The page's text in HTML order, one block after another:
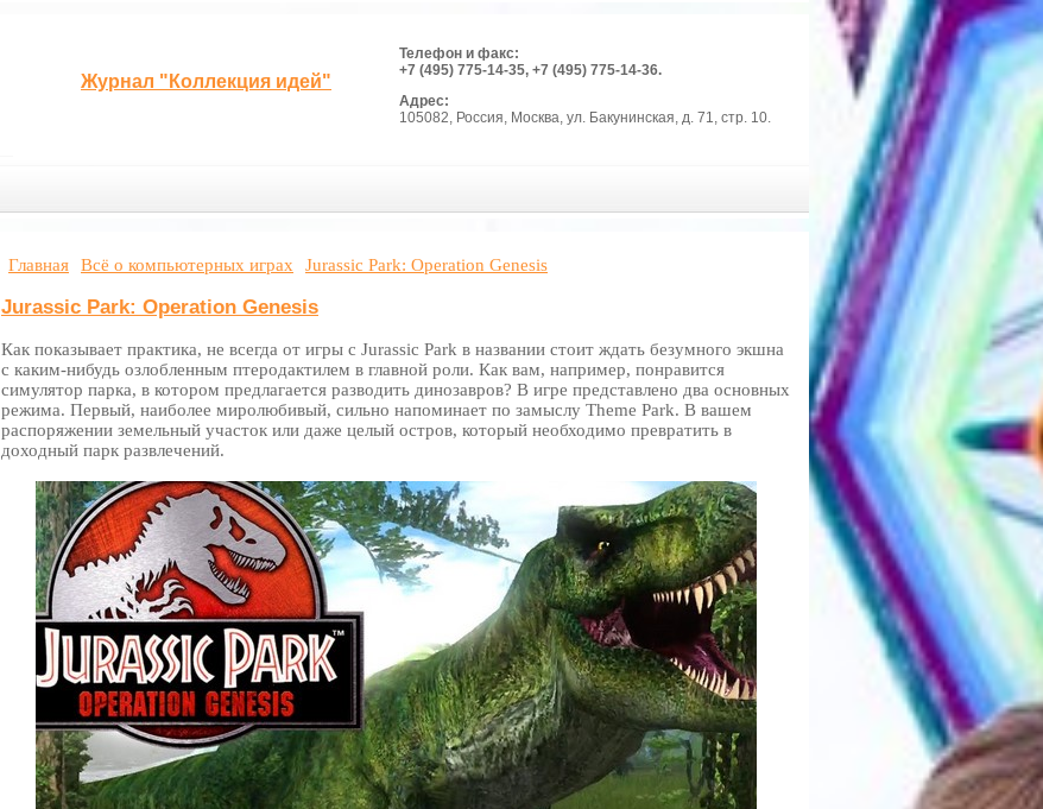
Журнал "Коллекция идей"
Телефон и факс:
+7 (495) 775-14-35, +7 (495) 775-14-36.
Адрес:
105082, Россия, Москва, ул. Бакунинская, д. 71, стр. 10.
Главная Всё о компьютерных играх Jurassic Park: Operation Genesis
Jurassic Park: Operation Genesis
Как показывает практика, не всегда от игры с Jurassic Park в названии стоит ждать безумного экшна
с каким-нибудь озлобленным птеродактилем в главной роли. Как вам, например, понравится
симулятор парка, в котором предлагается разводить динозавров? В игре представлено два основных
режима. Первый, наиболее миролюбивый, сильно напоминает по замыслу Theme Park. В вашем
распоряжении земельный участок или даже целый остров, который необходимо превратить в
доходный парк развлечений.